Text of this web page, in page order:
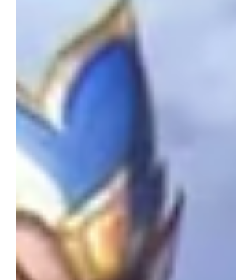
бүрээс уран бүтээлч, зураач,
дизайнеруудыг “Era of Awakening:
The Clash of Two Destinies” сэдвийн
хүрээнд тоглоо